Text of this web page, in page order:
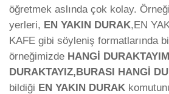
öğretmek aslında çok kolay.
yerleri, EN YAKIN DURAK,EN
KAFE gibi söyleniş formatlarında
örneğimizde HANGİ
DURAKTAYIZ,BURASI HANGİ
bildiği EN YAKIN DURAK